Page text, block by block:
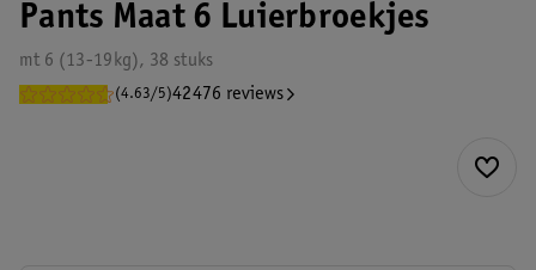
Pants Maat 6 Luierbroekjes
mt 6 (13-19kg), 38 stuks
(4.63/5)42476 reviews